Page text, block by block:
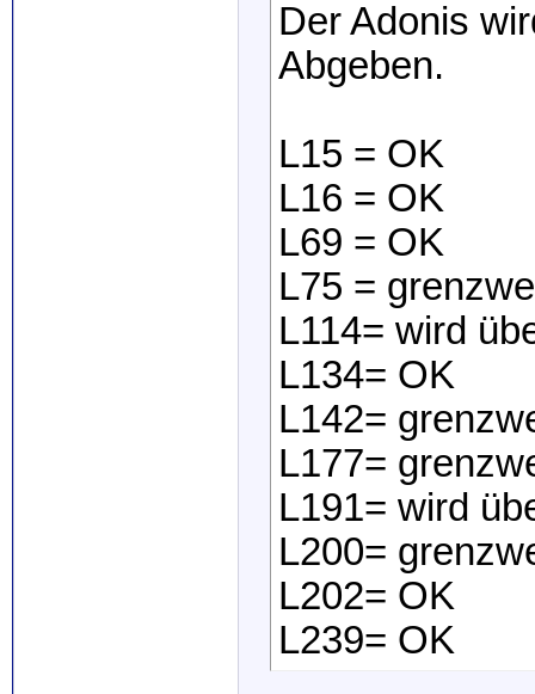
Der Adonis
Abgeben.
L15 = OK
L16 = OK
L69 = OK
L75 =
L114= wird
L134= OK
L142=
L177=
L191= wird
L200=
L202= OK
L239= OK